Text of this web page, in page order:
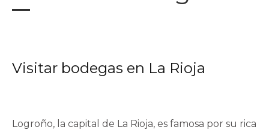
Visitar bodegas en La Rioja
Logroño, la capital de La Rioja, es famosa por su rica